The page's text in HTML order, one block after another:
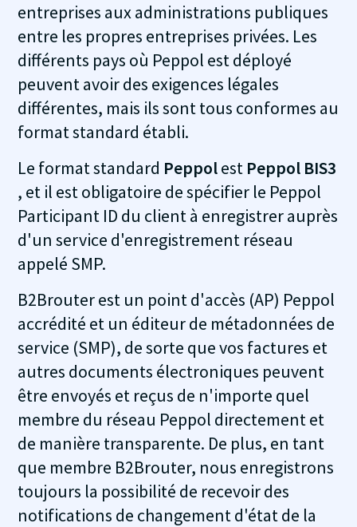
entreprises aux administrations publiques
entre les propres entreprises privées. Les
différents pays où Peppol est déployé
peuvent avoir des exigences légales
différentes, mais ils sont tous conformes au
format standard établi.
Le format standard Peppolest Peppol BIS3
, et il est obligatoire de spécifier le Peppol
Participant ID du client à enregistrer auprès
d'un service d'enregistrement réseau
appelé SMP.
B2Brouter est un point d'accès (AP) Peppol
accrédité et un éditeur de métadonnées de
service (SMP), de sorte que vos factures et
autres documents électroniques peuvent
être envoyés et reçus de n'importe quel
membre du réseau Peppol directement et
de manière transparente. De plus, en tant
que membre B2Brouter, nous enregistrons
toujours la possibilité de recevoir des
notifications de changement d'état de la